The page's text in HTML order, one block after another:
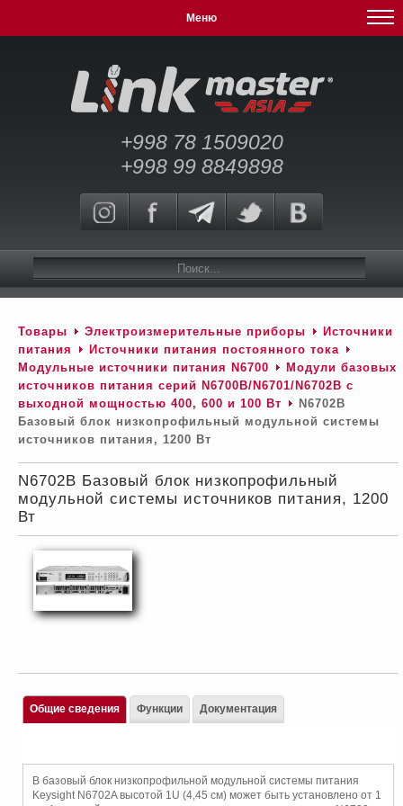
Меню
+998 78 1509020
+998 99 8849898
Товары Электроизмерительные приборы
Источники
питания
Источники питания постоянного тока
Модульные источники питания N6700
Модули базовых
источников питания серий N6700B/N6701/N6702B c
выходной мощностью 400, 600 и 100 Вт
N6702B
Базовый блок низкопрофильный модульной системы
источников питания, 1200 Вт
N6702B Базовый блок низкопрофильный
модульной системы источников питания, 1200
Вт
Общие сведения
В базовый блок низкопрофильной модульной системы питания
Keysight N6702A высотой 1U (4,45 см) может быть установлено от 1
Функции Документация